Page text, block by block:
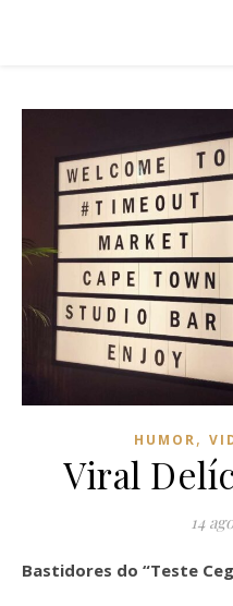
HUMOR,
Viral
14
Bastidores do “Teste